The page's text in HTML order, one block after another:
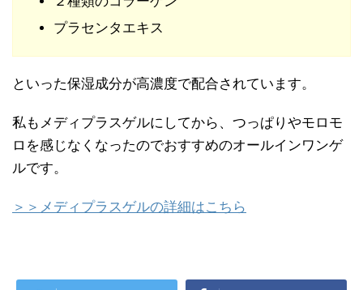
プラセンタエキス
といった保湿成分が高濃度で配合されています。
私もメディプラスゲルにしてから、つっぱりやモロモ
ロを感じなくなったのでおすすめのオールインワンゲ
ルです。
＞＞メディプラスゲルの詳細はこちら